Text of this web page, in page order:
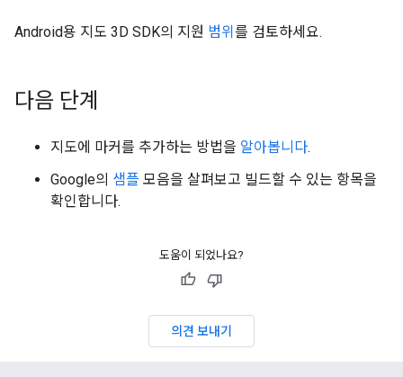
Android용 지도 3D SDK의 지원 범위 를 검토하세요.
다음 단계
지도에 마커를 추가하는 방법을 알아봅니다.
Google의 샘플 모음을 살펴보고 빌드할 수 있는 항목을
확인합니다.
도움이 되었나요?
의견 보내기